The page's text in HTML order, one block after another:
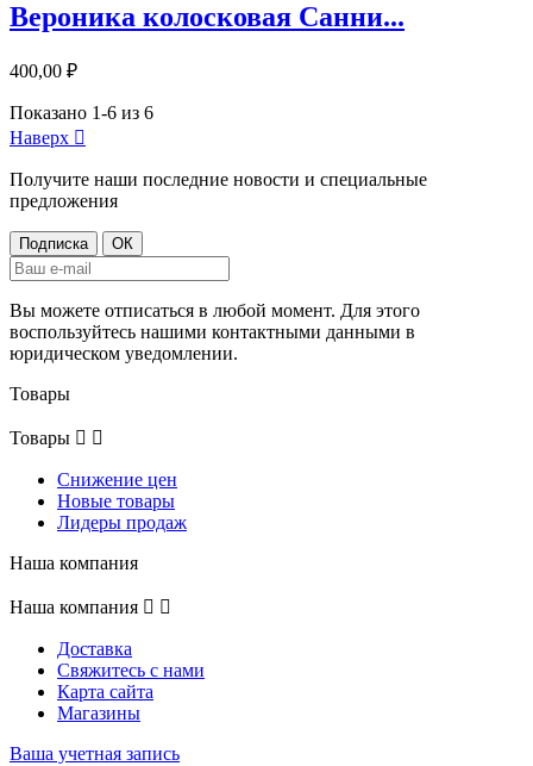
Вероника колосковая Санни...
400,00 ₽
Показано 1-6 из 6
Наверх 
Получите наши последние новости и специальные
предложения
Вы можете отписаться в любой момент. Для этого
воспользуйтесь нашими контактными данными в
юридическом уведомлении.
Товары
Товары  
Снижение цен
Новые товары
Лидеры продаж
Наша компания
Наша компания  
Доставка
Свяжитесь с нами
Карта сайта
Магазины
Ваша учетная запись